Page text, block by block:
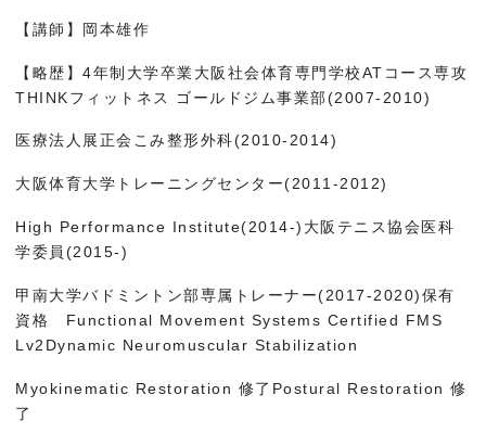
【講師】岡本雄作
【略歴】4年制大学卒業大阪社会体育専門学校ATコース専攻
THINKフィットネス ゴールドジム事業部(2007-2010)
医療法人展正会こみ整形外科(2010-2014)
大阪体育大学トレーニングセンター(2011-2012)
High Performance Institute(2014-)大阪テニス協会医科
学委員(2015-)
甲南大学バドミントン部専属トレーナー(2017-2020)保有
資格 Functional Movement Systems Certified FMS
Lv2Dynamic Neuromuscular Stabilization
Myokinematic Restoration 修了Postural Restoration 修
了